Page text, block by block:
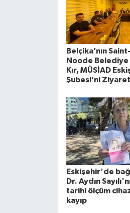
Belçika’nın
Noode Belediye
Kır, MÜSİAD
Şubesi’ni
Eskişehir'de
Dr. Aydın
tarihi ölçüm
kayıp